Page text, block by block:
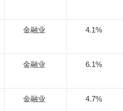
金融业 4.1%
金融业 6.1%
金融业 4.7%